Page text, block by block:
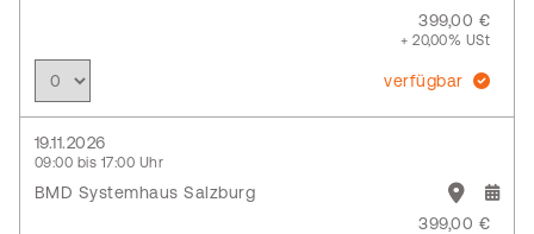
399,00 €
+ 20,00% USt
verfügbar
19.11.2026
09:00 bis 17:00 Uhr
BMD Systemhaus Salzburg
399,00 €